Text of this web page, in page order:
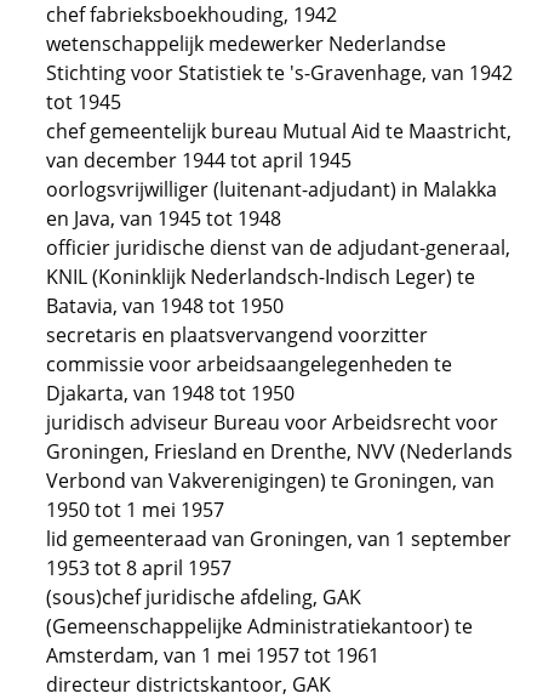
chef fabrieksboekhouding, 1942
wetenschappelijk medewerker Nederlandse
Stichting voor Statistiek te 's-Gravenhage, van 1942
tot 1945
chef gemeentelijk bureau Mutual Aid te Maastricht,
van december 1944 tot april 1945
oorlogsvrijwilliger (luitenant-adjudant) in Malakka
en Java, van 1945 tot 1948
officier juridische dienst van de adjudant-generaal,
KNIL (Koninklijk Nederlandsch-Indisch Leger) te
Batavia, van 1948 tot 1950
secretaris en plaatsvervangend voorzitter
commissie voor arbeidsaangelegenheden te
Djakarta, van 1948 tot 1950
juridisch adviseur Bureau voor Arbeidsrecht voor
Groningen, Friesland en Drenthe, NVV (Nederlands
Verbond van Vakverenigingen) te Groningen, van
1950 tot 1 mei 1957
lid gemeenteraad van Groningen, van 1 september
1953 tot 8 april 1957
(sous)chef juridische afdeling, GAK
(Gemeenschappelijke Administratiekantoor) te
Amsterdam, van 1 mei 1957 tot 1961
directeur districtskantoor, GAK